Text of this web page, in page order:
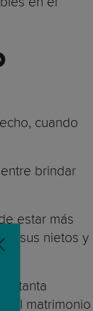
cuando
brindar
estar más
sus nietos y
tanta
el matrimonio